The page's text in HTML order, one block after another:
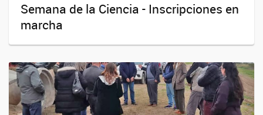
Semana de la Ciencia - Inscripciones en
marcha